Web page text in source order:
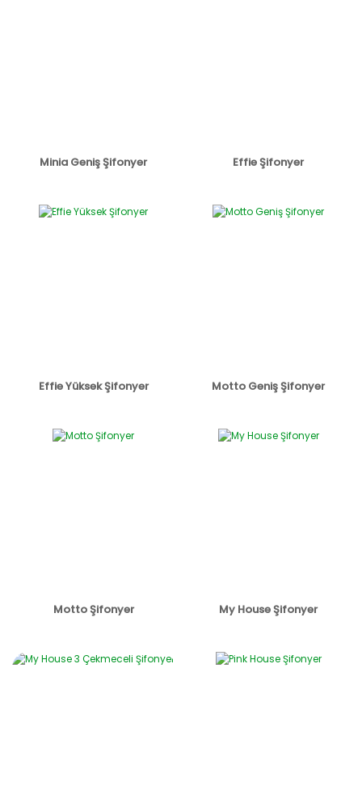
Minia Geniş Şifonyer Effie Şifonyer
Effie Yüksek Şifonyer Motto Geniş Şifonyer
Motto Şifonyer My House Şifonyer